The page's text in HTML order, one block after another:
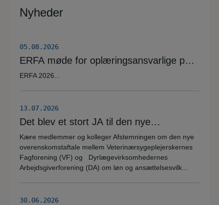
Nyheder
05.08.2026
ERFA møde for oplæringsansvarlige på
veterinærsygeplejerske uddannelsen
ERFA 2026...
13.07.2026
Det blev et stort JA til den nye
overenskomstaftale
Kære medlemmer og kolleger Afstemningen om den nye
overenskomstaftale mellem Veterinærsygeplejerskernes
Fagforening (VF) og Dyrlægevirksomhedernes
Arbejdsgiverforening (DA) om løn og ansættelsesvilk...
30.06.2026